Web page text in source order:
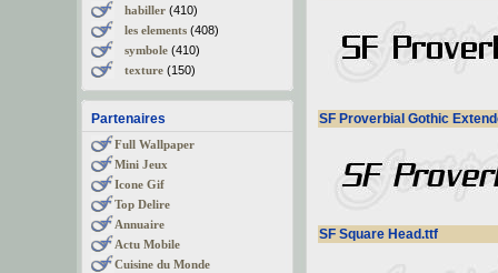
habiller(410)
les elements(408)
symbole(410)
texture(150)
Partenaires
Full Wallpaper
Mini Jeux
Icone Gif
Top Delire
Annuaire
Actu Mobile
Cuisine du Monde
SF Proverbial Gothic
SF Square Head.ttf